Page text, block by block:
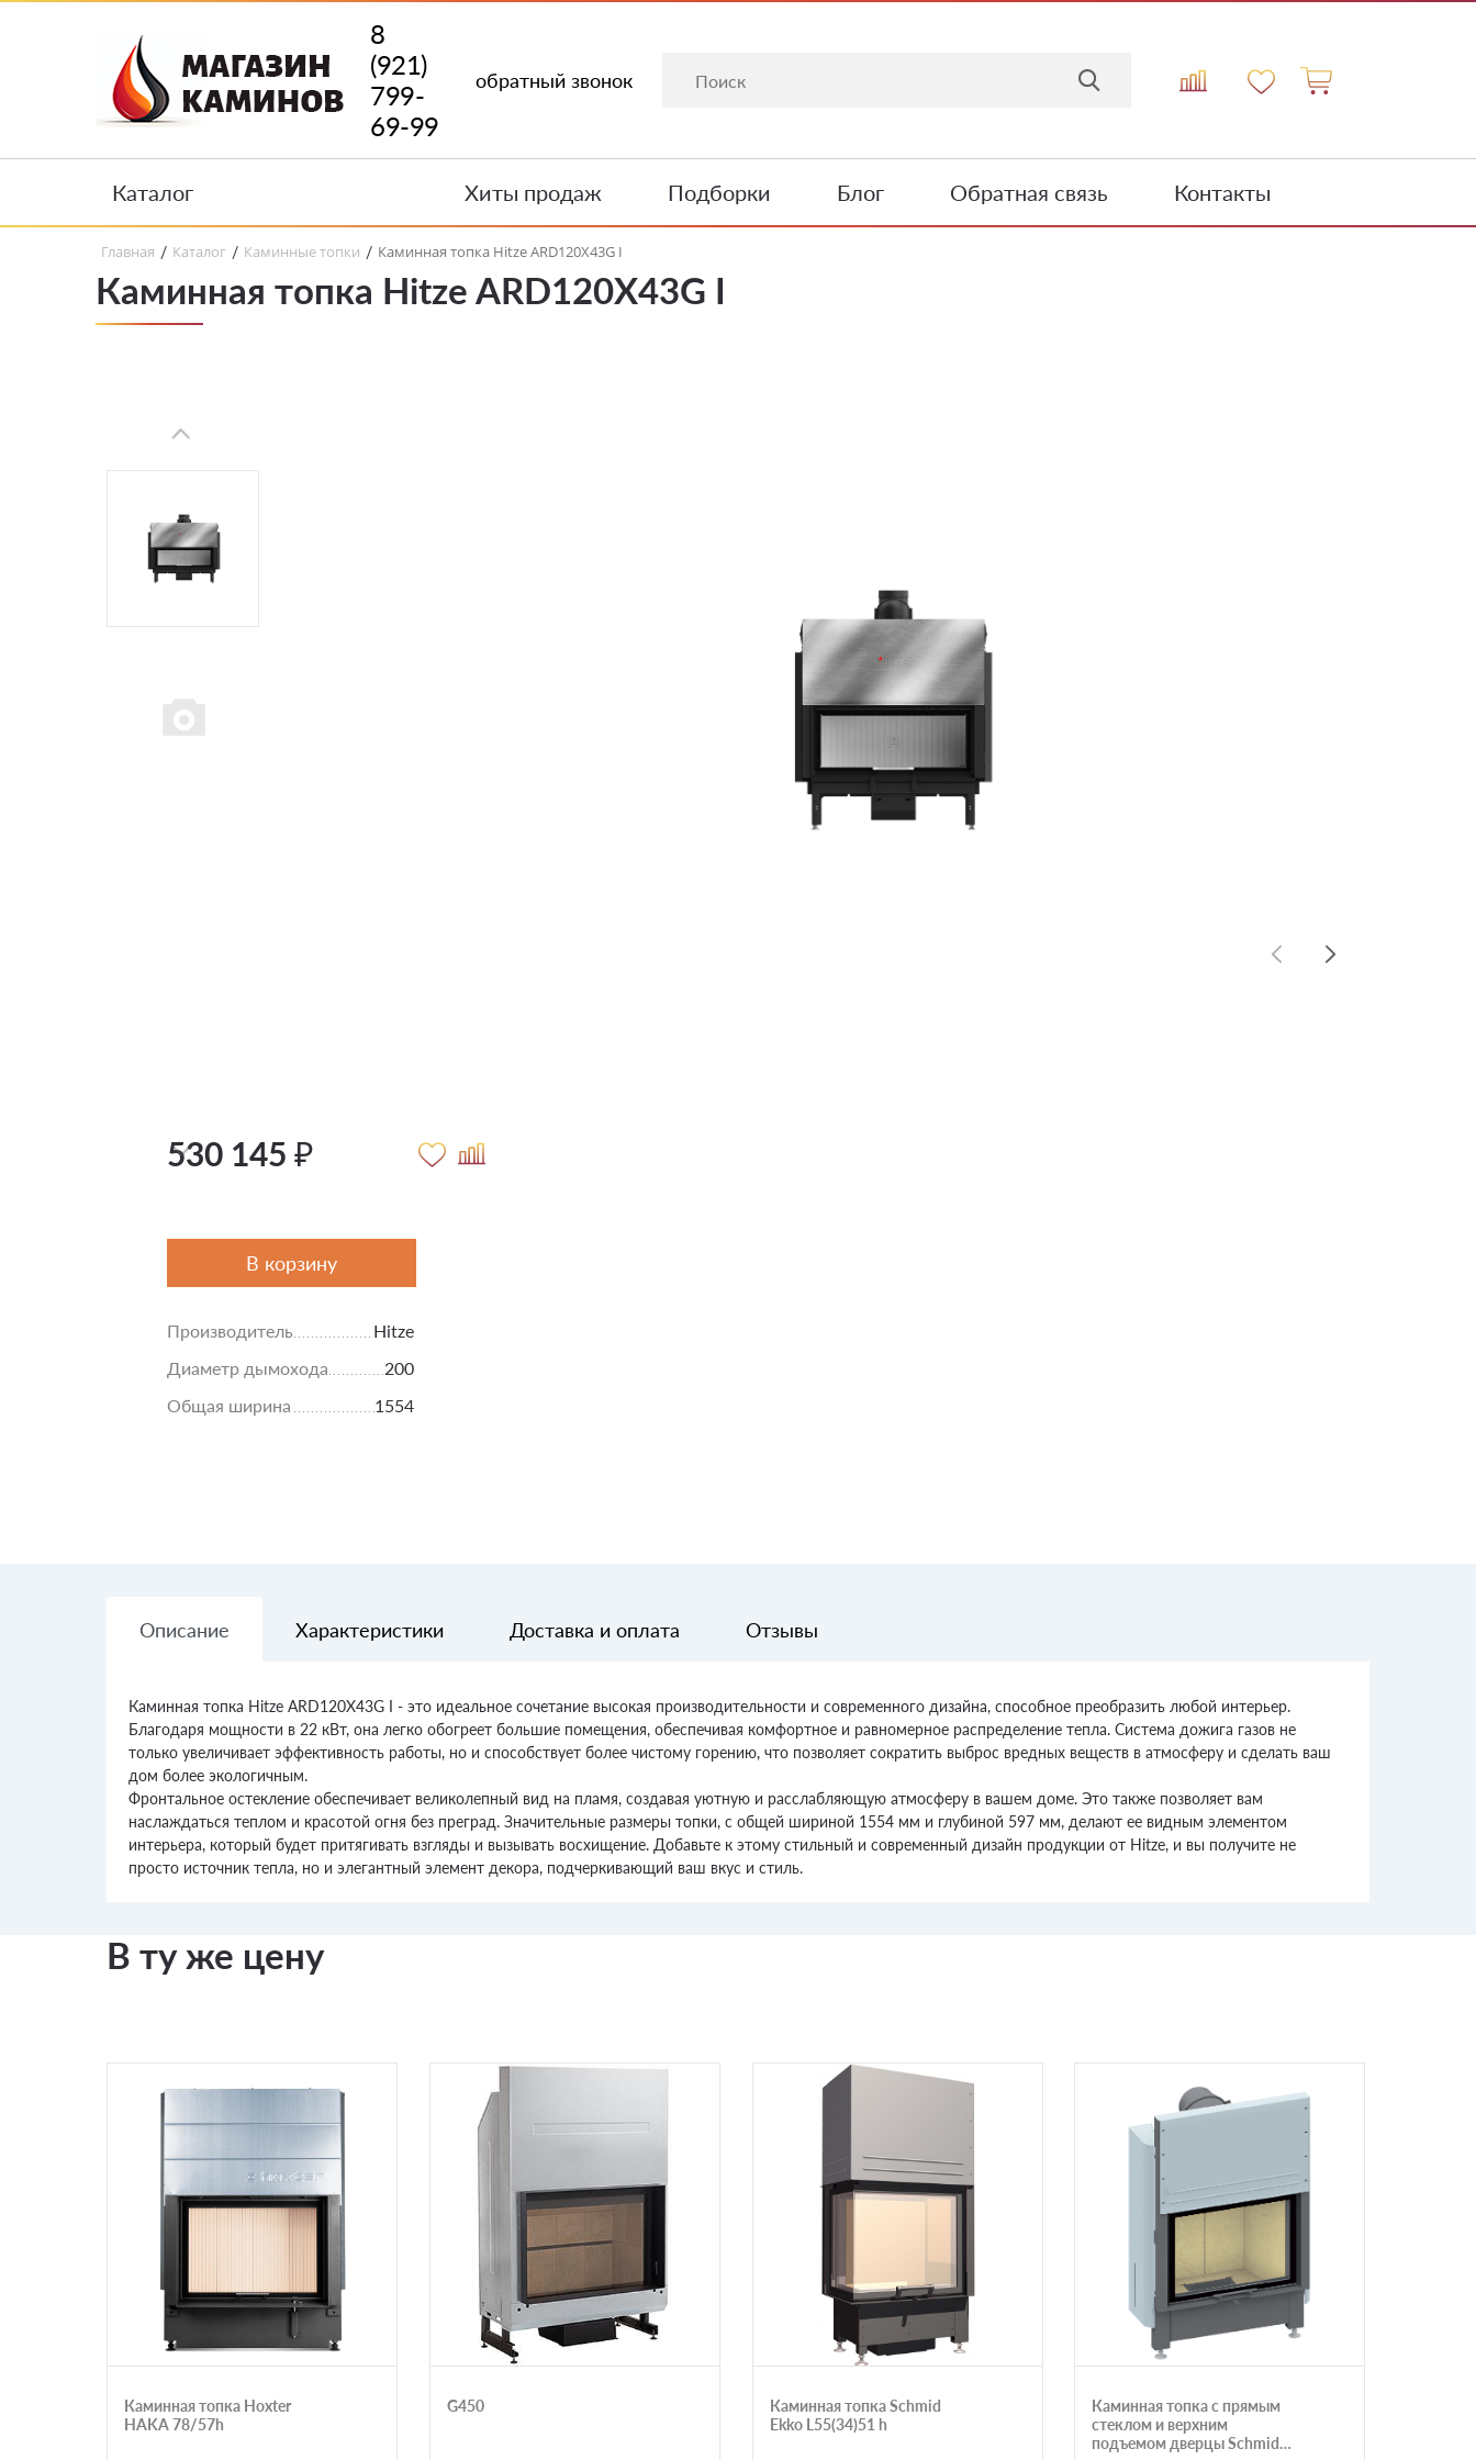
8
(921)
799-
69-99
обратный звонок
Каталог Хиты продаж Подборки Блог Обратная связь Контакты
Главная / Каталог / Каминные топки / Каминная топка Hitze ARD120X43G I
Каминная топка Hitze ARD120X43G I
530 145 ₽
В корзину
Производитель
Hitze
Диаметр дымохода
200
Общая ширина
1554
Описание Характеристики Доставка и оплата Отзывы
Каминная топка Hitze ARD120X43G I - это идеальное сочетание высокая производительности и современного дизайна, способное преобразить любой интерьер.
Благодаря мощности в 22 кВт, она легко обогреет большие помещения, обеспечивая комфортное и равномерное распределение тепла. Система дожига газов не
только увеличивает эффективность работы, но и способствует более чистому горению, что позволяет сократить выброс вредных веществ в атмосферу и сделать ваш
дом более экологичным.
Фронтальное остекление обеспечивает великолепный вид на пламя, создавая уютную и расслабляющую атмосферу в вашем доме. Это также позволяет вам
наслаждаться теплом и красотой огня без преград. Значительные размеры топки, с общей шириной 1554 мм и глубиной 597 мм, делают ее видным элементом
интерьера, который будет притягивать взгляды и вызывать восхищение. Добавьте к этому стильный и современный дизайн продукции от Hitze, и вы получите не
просто источник тепла, но и элегантный элемент декора, подчеркивающий ваш вкус и стиль.
В ту же цену
Каминная топка Hoxter
HAKA 78/57h
G450
Каминная топка Schmid
Ekko L55(34)51 h
Каминная топка с прямым
стеклом и верхним
подъемом дверцы Schmid